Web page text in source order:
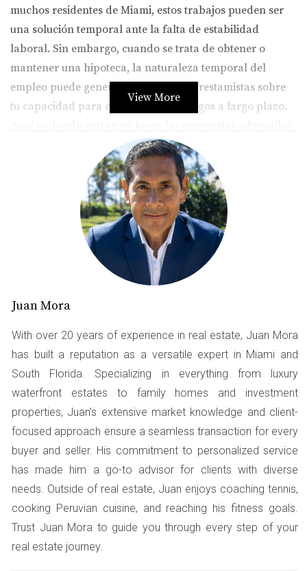
muchos residentes de Miami, estos trabajos pueden ser
una solución temporal ante la falta de estabilidad
laboral. Sin embargo, cuando se trata de obtener o
mantener una hipoteca, la naturaleza temporal del
empleo puede generar dudas en los prestamistas sobre
tu capacidad para cumplir con los pagos a largo plazo.
para demostrar que, a pesar de la inestabilidad laboral,
puedes ser un prestatario confiable.
Estrategias para Minimizar el
Complementar tu Historial Laboral
Una forma efectiva de mitigar las preocupaciones sobre
los empleos temporales es complementar tu historial
laboral con experiencias adicionales. Esto puede incluir
trabajos independientes, proyectos freelance o incluso
voluntariado en organizaciones locales. Al diversificar
tus fuentes de ingresos y demostrar que tienes
habilidades valiosas y versátiles, puedes fortalecer tu
perfil financiero ante los prestamistas.
Construir un Fondo de Ahorros
Un fondo de ahorros sólido puede actuar como un
colchón financiero en tiempos inciertos. Si bien puede
ser difícil ahorrar mientras trabajas en empleos
temporales, es crucial destinar una parte de tus ingresos
a un fondo de emergencia. Este fondo no solo te
proporcionará tranquilidad, sino que también mostrará
View More
Juan Mora
With over 20 years of experience in real estate, Juan Mora
has built a reputation as a versatile expert in Miami and
South Florida. Specializing in everything from luxury
waterfront estates to family homes and investment
properties, Juan’s extensive market knowledge and client-
focused approach ensure a seamless transaction for every
buyer and seller. His commitment to personalized service
has made him a go-to advisor for clients with diverse
needs. Outside of real estate, Juan enjoys coaching tennis,
cooking Peruvian cuisine, and reaching his fitness goals.
Trust Juan Mora to guide you through every step of your
real estate journey.